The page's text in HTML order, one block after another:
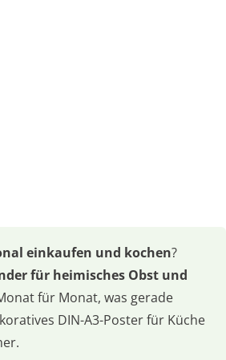
einkaufen und kochen?
für heimisches Obst und
für Monat, was gerade
DIN-A3-Poster für Küche